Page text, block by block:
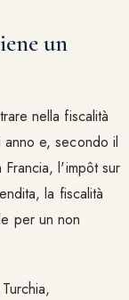
un
nella fiscalità
e, secondo il
l'impôt sur
la fiscalità
per un non